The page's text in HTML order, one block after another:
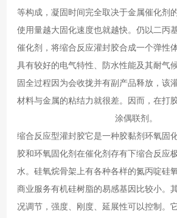
等构成，凝固时间完全取决于金属催化剂
使用量越大固化速度也就越快。仍以二丙
催化剂，将缩合反应灌封胶合成一个弹性
具有较好的电气特性、防水性能及其耐气
固全过程因为会收拢并有副产品释放，该
材料与金属的粘结力就很差。因而，在打
涂偶联剂。
缩合反应型灌封胶它是一种胶黏剂环氧固
胶和环氧固化剂在催化剂存有下缩合反应
水。硅氧烷骨架上有各种各样的氮丙啶硅
商业服务有机硅树脂的易感基因比较小。
况调节，强度、刚度、延展性可以控制。